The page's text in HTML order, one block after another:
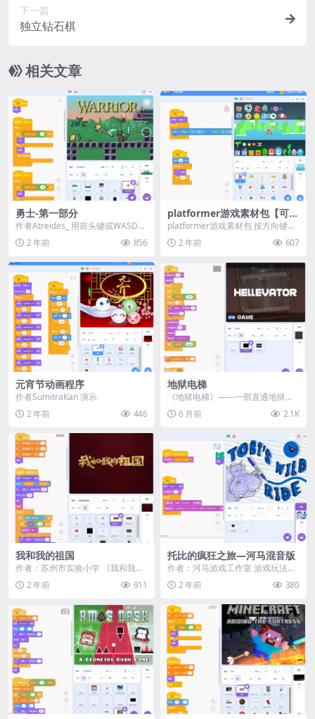
下一篇
独立钻石棋
相关文章
勇士-第一部分
作者Atreides_ 用箭头键或WASD键
移动。 G键是向右挥剑，F键是向左
挥...2 年前 856
platformer游戏素材包【可预
览】
platformer游戏素材包 按方向键预
览 预览
2 年前 607
元宵节动画程序
作者SumitraKan 演示
2 年前
446
地狱电梯
《地狱电梯》——一部直通地狱的
电梯。电梯的绳索会断裂，让你坠
入地狱。完成任务可获...
6 月前 2.1K
我和我的祖国
作者：苏州市实验小学 《我和我的
祖国》是一款充满温情与互动的Scr
atch作品，...
2 年前 911
托比的疯狂之旅—河马混音版
作者：河马游戏工作室 游戏玩法：
○ 为Tobi绘制滚动的路径。 ○ 点击
Tob...2 年前 380